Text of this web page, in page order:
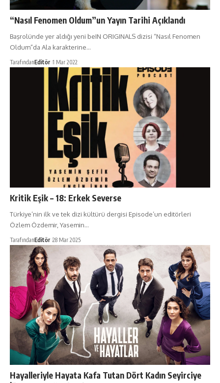
“Nasıl Fenomen Oldum”un Yayın Tarihi Açıklandı
Başrolünde yer aldığı yeni beIN ORIGINALS dizisi “Nasıl Fenomen
Oldum”da Ala karakterine…
TarafındanEditör 1 Mar 2022
Kritik Eşik – 18: Erkek Severse
Türkiye’nin ilk ve tek dizi kültürü dergisi Episode’un editörleri
Özlem Özdemir, Yasemin…
TarafındanEditör 28 Mar 2025
Hayalleriyle Hayata Kafa Tutan Dört Kadın Seyirciye